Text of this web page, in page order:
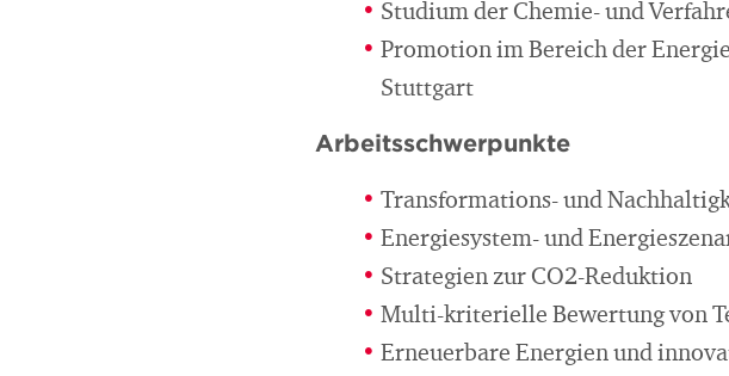
Studium der Chemie- und
Promotion im Bereich der
Stuttgart
Arbeitsschwerpunkte
Transformations- und
Energiesystem- und
Strategien zur CO2-Reduktion
Multi-kriterielle Bewertung von
Erneuerbare Energien und